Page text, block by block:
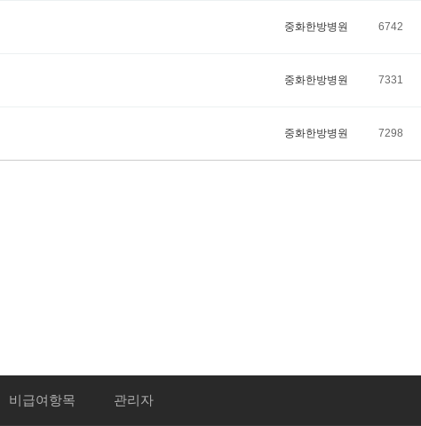
중화한방병원 6742
중화한방병원 7331
중화한방병원 7298
비급여항목 관리자